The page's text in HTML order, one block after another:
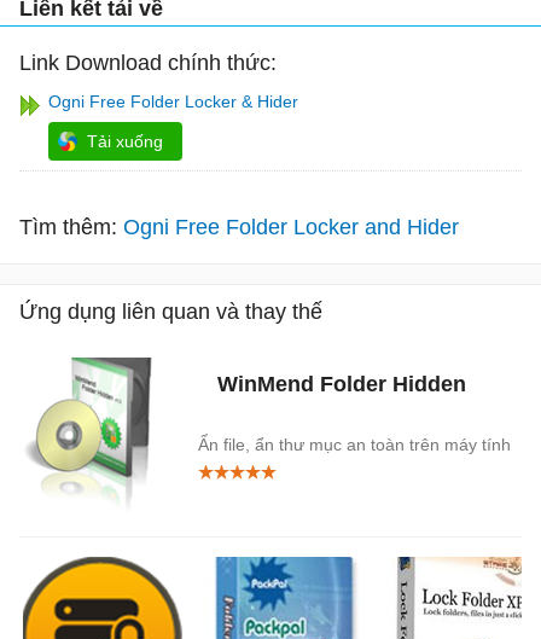
Liên kết tải về
Link Download chính thức:
Ogni Free Folder Locker & Hider
Tải xuống
Tìm thêm: Ogni Free Folder Locker and Hider
Ứng dụng liên quan và thay thế
WinMend Folder Hidden
Ẩn file, ẩn thư mục an toàn trên máy tính